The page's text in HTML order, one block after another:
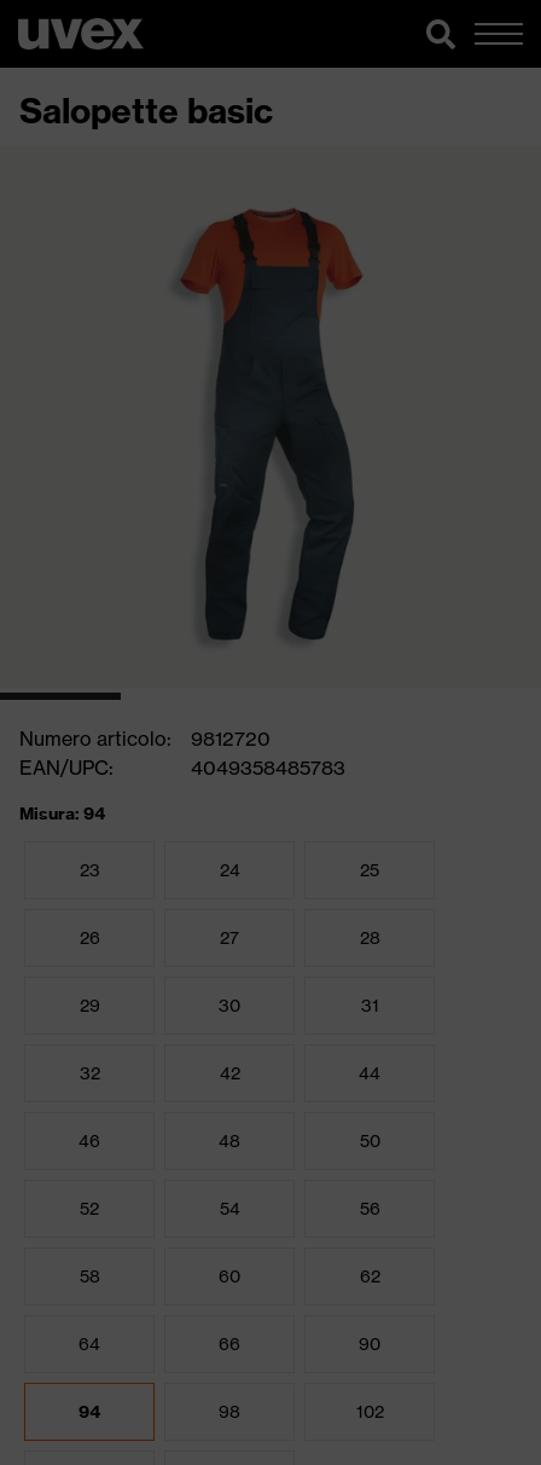
Salopette basic
Numero articolo:
9812720
EAN/UPC:
4049358485783
Misura: 94
23 24 25
26 27 28
29 30 31
32 42 44
46 48 50
52 54 56
58 60 62
64 66 90
94 98 102